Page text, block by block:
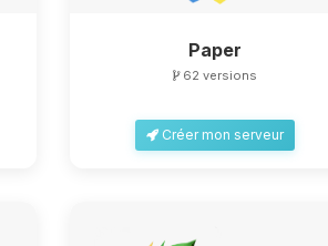
Paper
62 versions
Créer mon serveur